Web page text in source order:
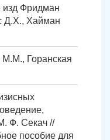
изд Фридман
Д.X., Хайман
М.М., Горанская
Ф. Секач //
пособие для